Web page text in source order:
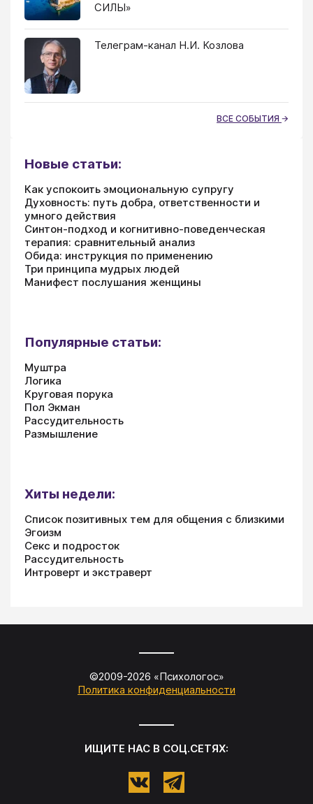
СИЛЫ»
Телеграм-канал Н.И. Козлова
ВСЕ СОБЫТИЯ
Новые статьи:
Как успокоить эмоциональную супругу
Духовность: путь добра, ответственности и
умного действия
Синтон-подход и когнитивно-поведенческая
терапия: сравнительный анализ
Обида: инструкция по применению
Три принципа мудрых людей
Манифест послушания женщины
Популярные статьи:
Муштра
Логика
Круговая порука
Пол Экман
Рассудительность
Размышление
Хиты недели:
Список позитивных тем для общения с близкими
Эгоизм
Секс и подросток
Рассудительность
Интроверт и экстраверт
©2009-2026 «Психологос»
Политика конфиденциальности
ИЩИТЕ НАС В СОЦ.СЕТЯХ: